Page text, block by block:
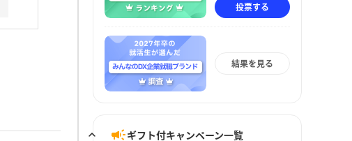
投票する
結果を見る
ギフト付キャンペーン一覧